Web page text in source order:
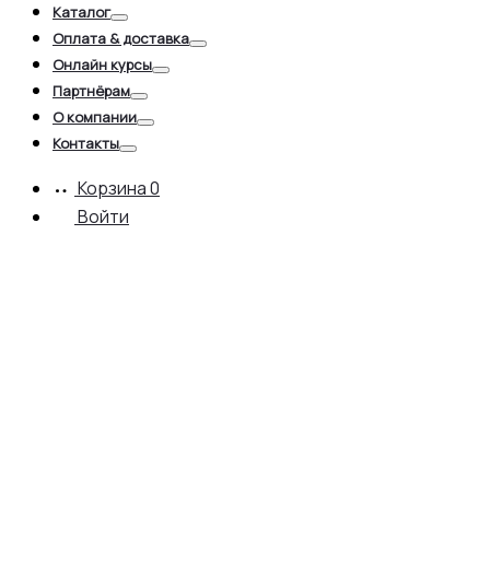
Каталог
Toggle
Оплата & доставка
Онлайн курсы
Партнёрам
О компании
Контакты
Корзина0
Войти